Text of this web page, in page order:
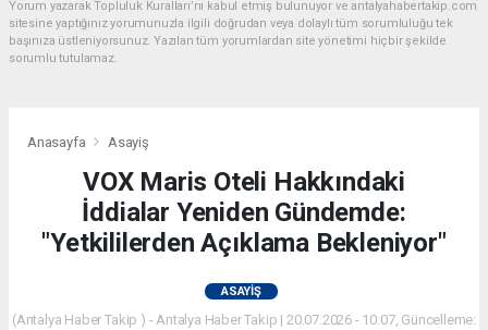
Yorum yazarak Topluluk Kuralları’nı kabul etmiş bulunuyor ve antalyahabertakip.com
sitesine yaptığınız yorumunuzla ilgili doğrudan veya dolaylı tüm sorumluluğu tek
başınıza üstleniyorsunuz. Yazılan tüm yorumlardan site yönetimi hiçbir şekilde
sorumlu tutulamaz.
Anasayfa Asayiş
VOX Maris Oteli Hakkındaki
İddialar Yeniden Gündemde:
"Yetkililerden Açıklama Bekleniyor"
ASAYIŞ
(Antalya Haber Takip ) - Antalya Haber Takip | 20.07.2026 - 10:07, Güncelleme: